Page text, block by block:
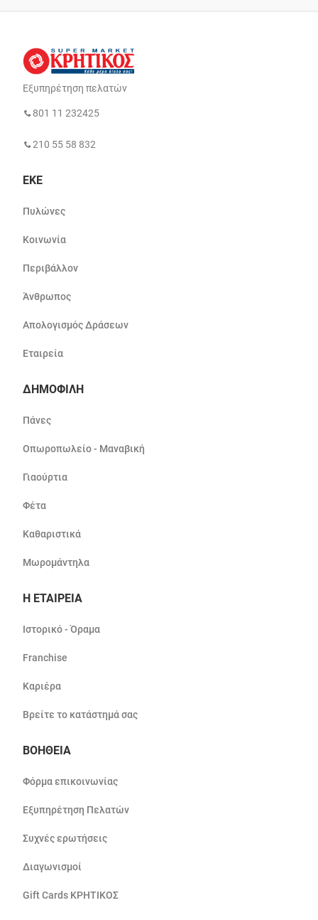
Εξυπηρέτηση πελατών
801 11 232425
210 55 58 832
ΕΚΕ
Πυλώνες
Κοινωνία
Περιβάλλον
Άνθρωπος
Απολογισμός Δράσεων
Εταιρεία
ΔΗΜΟΦΙΛΗ
Πάνες
Οπωροπωλείο - Μαναβική
Γιαούρτια
Φέτα
Καθαριστικά
Μωρομάντηλα
Η ΕΤΑΙΡΕΙΑ
Ιστορικό - Όραμα
Franchise
Καριέρα
Βρείτε το κατάστημά σας
ΒΟΗΘΕΙΑ
Φόρμα επικοινωνίας
Εξυπηρέτηση Πελατών
Συχνές ερωτήσεις
Διαγωνισμοί
Gift Cards ΚΡΗΤΙΚΟΣ